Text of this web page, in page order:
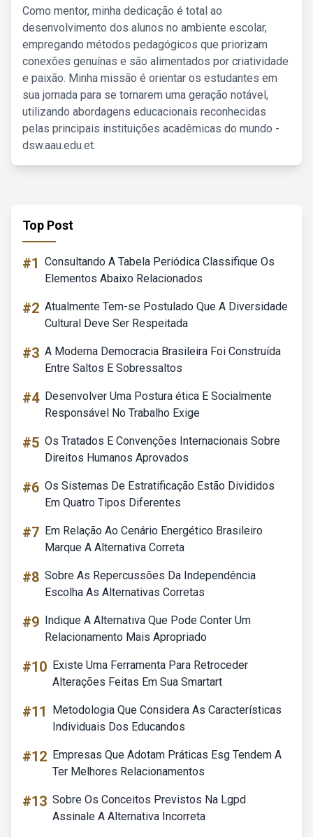
Como mentor, minha dedicação é total ao
desenvolvimento dos alunos no ambiente escolar,
empregando métodos pedagógicos que priorizam
conexões genuínas e são alimentados por criatividade
e paixão. Minha missão é orientar os estudantes em
sua jornada para se tornarem uma geração notável,
utilizando abordagens educacionais reconhecidas
pelas principais instituições acadêmicas do mundo -
dsw.aau.edu.et.
Top Post
#1 Consultando A Tabela Periódica Classifique Os
Elementos Abaixo Relacionados
#2 Atualmente Tem-se Postulado Que A Diversidade
Cultural Deve Ser Respeitada
#3 A Moderna Democracia Brasileira Foi Construída
Entre Saltos E Sobressaltos
#4 Desenvolver Uma Postura ética E Socialmente
Responsável No Trabalho Exige
#5 Os Tratados E Convenções Internacionais Sobre
Direitos Humanos Aprovados
#6 Os Sistemas De Estratificação Estão Divididos
Em Quatro Tipos Diferentes
#7 Em Relação Ao Cenário Energético Brasileiro
Marque A Alternativa Correta
#8 Sobre As Repercussões Da Independência
Escolha As Alternativas Corretas
#9 Indique A Alternativa Que Pode Conter Um
Relacionamento Mais Apropriado
#10 Existe Uma Ferramenta Para Retroceder
Alterações Feitas Em Sua Smartart
#11
Metodologia Que Considera As Características
Individuais Dos Educandos
#12 Empresas Que Adotam Práticas Esg Tendem A
Ter Melhores Relacionamentos
#13 Sobre Os Conceitos Previstos Na Lgpd
Assinale A Alternativa Incorreta